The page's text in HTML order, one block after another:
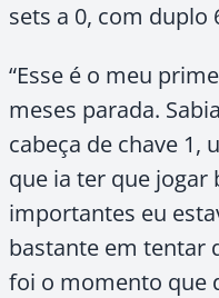
sets a 0, com duplo
“Esse é o meu
meses parada.
cabeça de chave 1,
que ia ter que jogar
importantes eu
bastante em tentar
foi o momento que